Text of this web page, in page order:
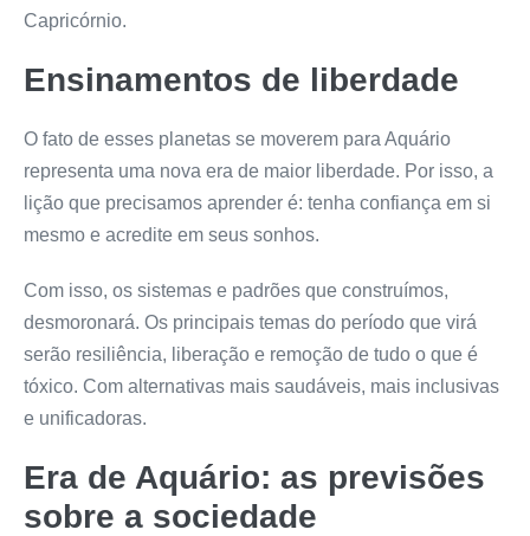
Capricórnio.
Ensinamentos de liberdade
O fato de esses planetas se moverem para Aquário
representa uma nova era de maior liberdade. Por isso, a
lição que precisamos aprender é: tenha confiança em si
mesmo e acredite em seus sonhos.
Com isso, os sistemas e padrões que construímos,
desmoronará. Os principais temas do período que virá
serão resiliência, liberação e remoção de tudo o que é
tóxico. Com alternativas mais saudáveis, mais inclusivas
e unificadoras.
Era de Aquário: as previsões
sobre a sociedade